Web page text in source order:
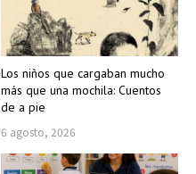
Los niños que cargaban mucho
más que una mochila: Cuentos
de a pie
6 agosto, 2026